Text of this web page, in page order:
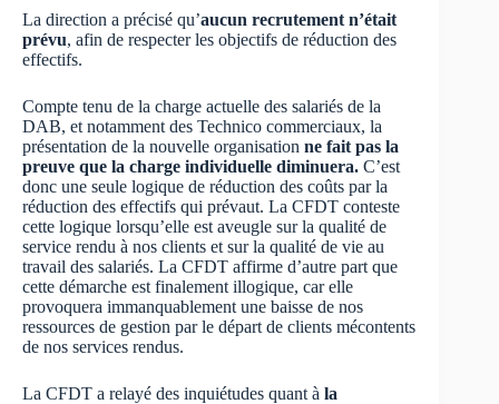
La direction a précisé qu’aucun recrutement n’était
prévu, afin de respecter les objectifs de réduction des
effectifs.
Compte tenu de la charge actuelle des salariés de la
DAB, et notamment des Technico commerciaux, la
présentation de la nouvelle organisation ne fait pas la
preuve que la charge individuelle diminuera. C’est
donc une seule logique de réduction des coûts par la
réduction des effectifs qui prévaut. La CFDT conteste
cette logique lorsqu’elle est aveugle sur la qualité de
service rendu à nos clients et sur la qualité de vie au
travail des salariés. La CFDT affirme d’autre part que
cette démarche est finalement illogique, car elle
provoquera immanquablement une baisse de nos
ressources de gestion par le départ de clients mécontents
de nos services rendus.
La CFDT a relayé des inquiétudes quant à la